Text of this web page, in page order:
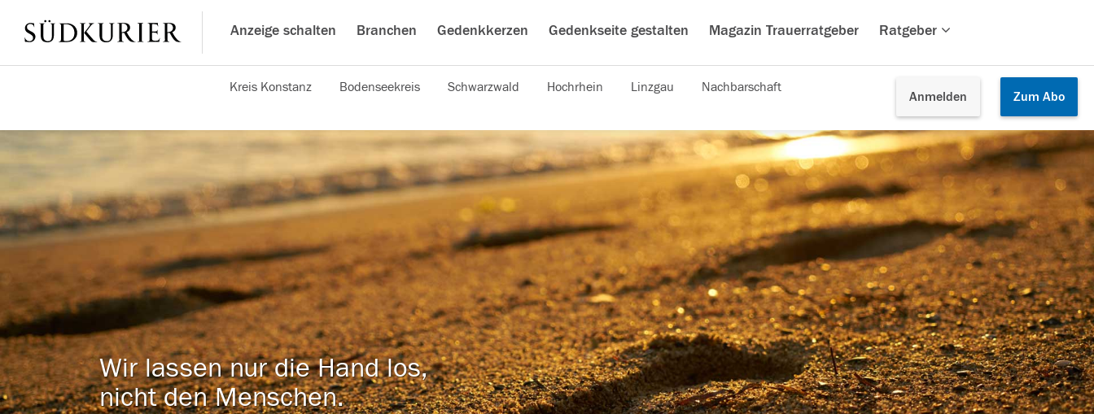
Anzeige schalten Branchen Gedenkkerzen Gedenkseite gestalten Magazin Trauerratgeber Ratgeber
Anmelden Zum Abo
Kreis Konstanz Bodenseekreis Schwarzwald Hochrhein Linzgau Nachbarschaft
Wir lassen nur die Hand los,
nicht den Menschen.